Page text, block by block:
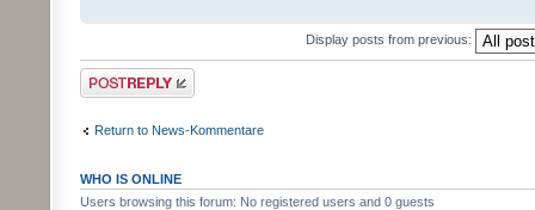
Display posts from previous:
Post a reply
Return to News-Kommentare
WHO IS ONLINE
Users browsing this forum: No registered users and 0 guests